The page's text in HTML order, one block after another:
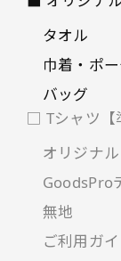
タオル
巾着・ポ
バッグ
□ Tシャツ【
オリジナ
GoodsPro
無地
ご利用ガ